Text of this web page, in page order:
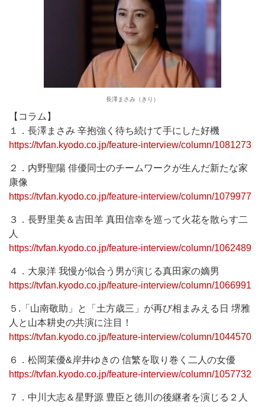
長澤まさみ（きり）
【コラム】
１．長澤まさみ 辛抱強く待ち続けて手にした好機
https://tvfan.kyodo.co.jp/feature-interview/column/1081273
２．内野聖陽 俳優同士のチームワークが生んだ新たな家
康像
https://tvfan.kyodo.co.jp/feature-interview/column/1079977
３．長野里美＆吉田羊 真田信幸を巡って火花を散らす二
人
https://tvfan.kyodo.co.jp/feature-interview/column/1062489
４．大泉洋 我慢が似合う男が演じる真田家の嫡男
https://tvfan.kyodo.co.jp/feature-interview/column/1066991
５.「山南敬助」と「土方歳三」が再び相まみえる日 堺雅
人と山本耕史の共演に注目！
https://tvfan.kyodo.co.jp/feature-interview/column/1044570
６．松岡茉優&岸井ゆきの 信繁を取り巻く二人の女優
https://tvfan.kyodo.co.jp/feature-interview/column/1057732
７．中川大志＆星野源 豊臣と徳川の後継者を演じる２人